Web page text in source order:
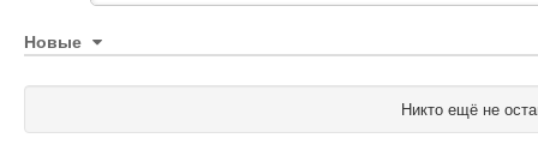
Новые
Никто ещё не